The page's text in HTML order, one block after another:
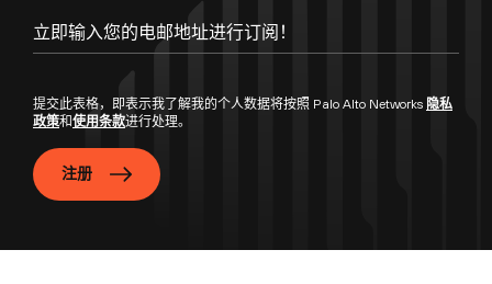
提交此表格，即表示我了解我的个人数据将按照 Palo Alto Networks 隐私
政策和使用条款进行处理。
注册